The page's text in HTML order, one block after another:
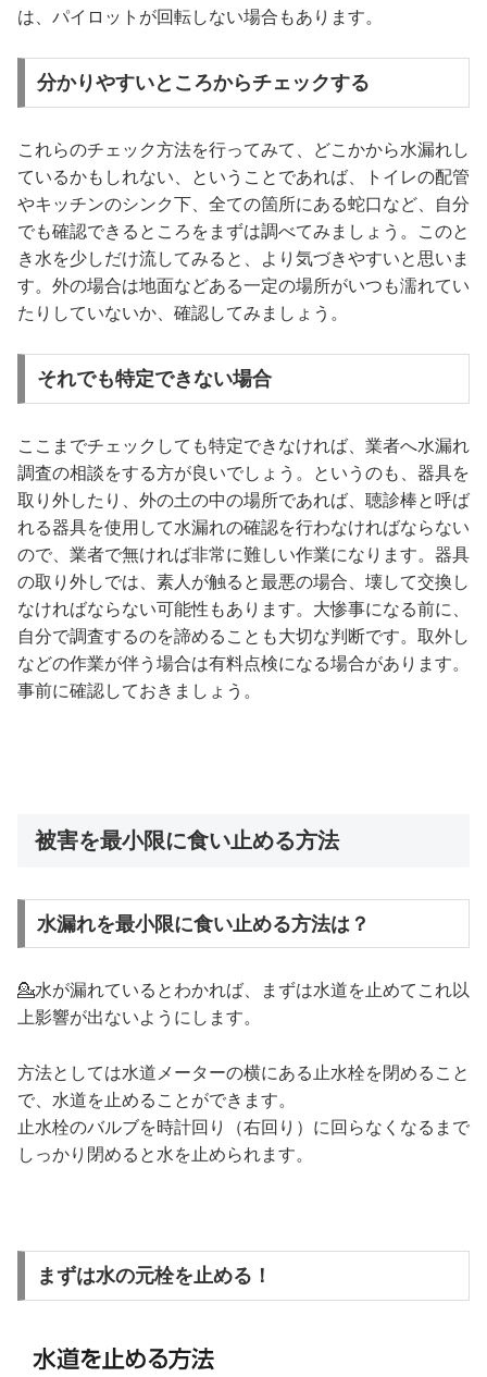
は、パイロットが回転しない場合もあります。
分かりやすいところからチェックする
これらのチェック方法を行ってみて、どこかから水漏れし
ているかもしれない、ということであれば、トイレの配管
やキッチンのシンク下、全ての箇所にある蛇口など、自分
でも確認できるところをまずは調べてみましょう。このと
き水を少しだけ流してみると、より気づきやすいと思いま
す。外の場合は地面などある一定の場所がいつも濡れてい
たりしていないか、確認してみましょう。
それでも特定できない場合
ここまでチェックしても特定できなければ、業者へ水漏れ
調査の相談をする方が良いでしょう。というのも、器具を
取り外したり、外の土の中の場所であれば、聴診棒と呼ば
れる器具を使用して水漏れの確認を行わなければならない
ので、業者で無ければ非常に難しい作業になります。器具
の取り外しでは、素人が触ると最悪の場合、壊して交換し
なければならない可能性もあります。大惨事になる前に、
自分で調査するのを諦めることも大切な判断です。取外し
などの作業が伴う場合は有料点検になる場合があります。
事前に確認しておきましょう。
被害を最小限に食い止める方法
水漏れを最小限に食い止める方法は？
💁水が漏れているとわかれば、まずは水道を止めてこれ以
上影響が出ないようにします。
方法としては水道メーターの横にある止水栓を閉めること
で、水道を止めることができます。
止水栓のバルブを時計回り（右回り）に回らなくなるまで
しっかり閉めると水を止められます。
まずは水の元栓を止める！